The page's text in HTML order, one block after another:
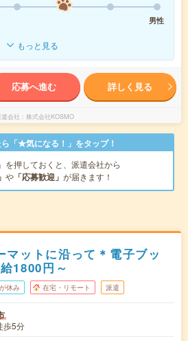
男性
もっと見る
応募へ進む 詳しく見る
会社 株式会社KOSMO
「★気になる！」をタップ！
を押しておくと、派遣会社から
や 「応募歓迎」 が届きます！
マットに沿って＊電子ブッ
1800円～
休み 在宅・リモート 派遣
歩5分